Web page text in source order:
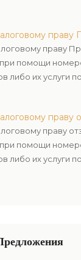
праву
праву
помощи
либо их услуги
праву
праву
помощи
либо их услуги